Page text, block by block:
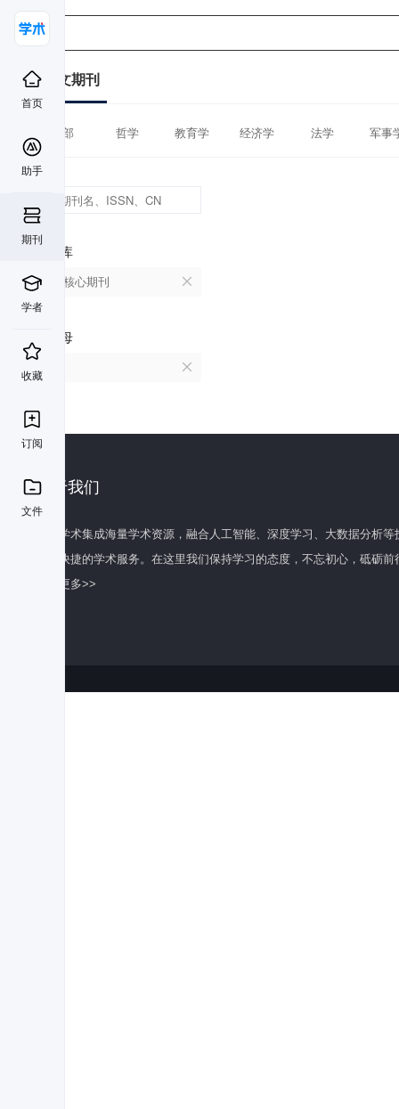
首页
助手
期刊
学者
收藏
订阅
文件
中文期刊
全部 哲学 教育学 经济学 法学 军事
数据库
北大核心期刊
首字母
关于我们
百度学术集成海量学术资源，融合人工智能、深度学习、大数据分析
全面快捷的学术服务。在这里我们保持学习的态度，不忘初心，砥砺前
了解更多>>